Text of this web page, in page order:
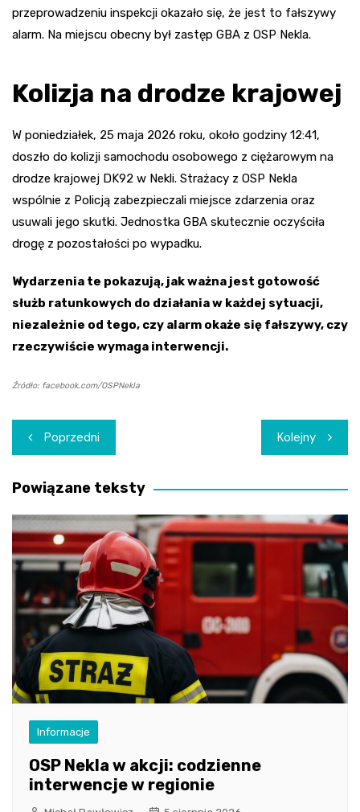
przeprowadzeniu inspekcji okazało się, że jest to fałszywy
alarm. Na miejscu obecny był zastęp GBA z OSP Nekla.
Kolizja na drodze krajowej
W poniedziałek, 25 maja 2026 roku, około godziny 12:41,
doszło do kolizji samochodu osobowego z ciężarowym na
drodze krajowej DK92 w Nekli. Strażacy z OSP Nekla
wspólnie z Policją zabezpieczali miejsce zdarzenia oraz
usuwali jego skutki. Jednostka GBA skutecznie oczyściła
drogę z pozostałości po wypadku.
Wydarzenia te pokazują, jak ważna jest gotowość
służb ratunkowych do działania w każdej sytuacji,
niezależnie od tego, czy alarm okaże się fałszywy, czy
rzeczywiście wymaga interwencji.
Źródło: facebook.com/OSPNekla
Nawigacja
wpisu
Poprzedni Kolejny
Powiązane teksty
Informacje
OSP Nekla w akcji: codzienne
interwencje w regionie